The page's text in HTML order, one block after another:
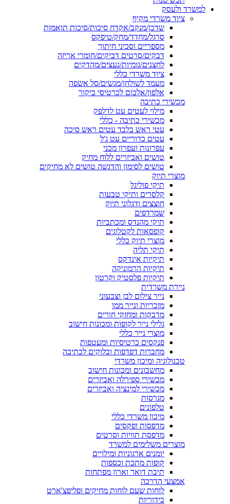
למשרד ולעסק
ציוד משרדי מקיף
שדכן/מנקב/אקדח סיכות/סיכות תואמות
סרגל/מחדד/מחק/טיפקס
מספריים וסכיני חיתוך
דבקים/סרטים דביקים/חומרי אריזה
לחצנים/גומיות/נעצים/מהדקים
ציוד משרדי כללי
מעמד לשולחן/מגשים/סל אשפה
אלפון/אלבום לכרטיסי ביקור
מכשירי כתיבה
מילוי לעטים עט לדלפק
מכשירי כתיבה - כללי
עטי ראש בלבד עטים ראש סיכה
עטים כדוריים עט ג'ל
עפרונות ועפרון מכני
טושים ואביזרים ללוח מחיק
טושים לסימון והדגשה טושים לא מחיקים
מוצרי תיוק
תיקי פוליגל
קלסרים ותיקי טבעות
חוצצים ודגלוני תיוק
שמרדפים
תיקי מהנדס ומכתביות
קופסאות לקטלוגים
מוצרי תיוק כללי
תיקי תליה
תיקיות אינדקס
תיקיות הרמוניקה
תיקיות פלסטיק וקרטון
ניירת משרדית
נייר צילום לבן וצבעוני
מזכריות ונייר ממו
מדבקות ומחזקי חורים
גלילי נייר לקופות ומכונות חישוב
מוצרי נייר כללי
פנקסים כרטיסיות ומעטפות
מחברות דפדפות ובלוקים לכתיבה
טכנולוגיה ומיכון משרדי
מחשבונים ומכונות חישוב
מכשירי ספירלה ואביזרים
מכשירי למינציה ואביזרים
מגרסות
טלפונים
מיכון משרדי כללי
מדפסות ופקסים
מדפסת תוויות וסרטים
מוצרים משלימים למשרד
יומנים ארגוניות ומילויים
קופות מתכת וכספות
תיבת דואר וארון מפתחות
אמצעי הדרכה
לוחות שעם לוחות מחיקים ופליפצ'ארט
בידוריות